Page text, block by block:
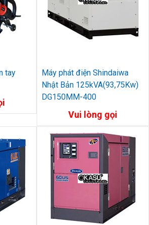
tay
Máy phát điện Shindaiwa
Nhật Bản 125kVA(93,75Kw)
DG150MM-400
Vui lòng gọi